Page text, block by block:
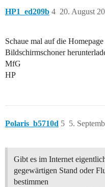
HP1_ed209b 20. August
4
Schaue mal auf die
Bildschirmschoner
MfG
HP
Polaris_b5710d 5.
5
Gibt es im Internet
gegewärtigen Stand oder
bestimmen